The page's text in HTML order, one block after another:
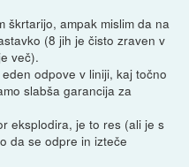
škrtarijo, ampak mislim da na
(8 jih je čisto zraven v
več).
odpove v liniji, kaj točno
slabša garancija za
eksplodira, je to res (ali je s
da se odpre in izteče